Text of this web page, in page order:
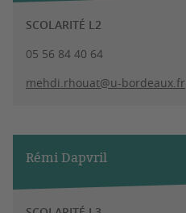
SCOLARITÉ L2
05 56 84 40 64
mehdi.rhouat@u-bordeaux.fr
Rémi Dapvril